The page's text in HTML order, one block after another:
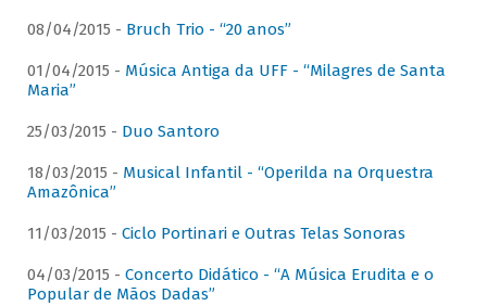
08/04/2015 - Bruch Trio - “20 anos”
01/04/2015 - Música Antiga da UFF - “Milagres de Santa
Maria”
25/03/2015 - Duo Santoro
18/03/2015 - Musical Infantil - “Operilda na Orquestra
Amazônica”
11/03/2015 - Ciclo Portinari e Outras Telas Sonoras
04/03/2015 - Concerto Didático - “A Música Erudita e o
Popular de Mãos Dadas”